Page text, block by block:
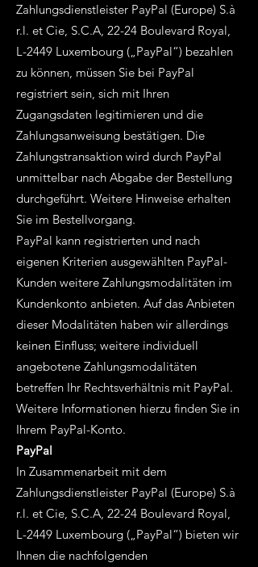
Zahlungsdienstleister PayPal (Europe) S.à
r.l. et Cie, S.C.A, 22-24 Boulevard Royal,
L-2449 Luxembourg („PayPal“) bezahlen
zu können, müssen Sie bei PayPal
registriert sein, sich mit Ihren
Zugangsdaten legitimieren und die
Zahlungsanweisung bestätigen. Die
Zahlungstransaktion wird durch PayPal
unmittelbar nach Abgabe der Bestellung
durchgeführt. Weitere Hinweise erhalten
Sie im Bestellvorgang.
PayPal kann registrierten und nach
eigenen Kriterien ausgewählten PayPal-
Kunden weitere Zahlungsmodalitäten im
Kundenkonto anbieten. Auf das Anbieten
dieser Modalitäten haben wir allerdings
keinen Einfluss; weitere individuell
angebotene Zahlungsmodalitäten
betreffen Ihr Rechtsverhältnis mit PayPal.
Weitere Informationen hierzu finden Sie in
Ihrem PayPal-Konto.
PayPal
In Zusammenarbeit mit dem
Zahlungsdienstleister PayPal (Europe) S.à
r.l. et Cie, S.C.A, 22-24 Boulevard Royal,
L-2449 Luxembourg („PayPal“) bieten wir
Ihnen die nachfolgenden